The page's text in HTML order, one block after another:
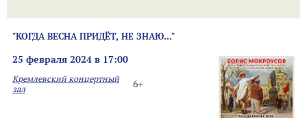
"КОГДА ВЕСНА ПРИДЁТ, НЕ ЗНАЮ..."
25 февраля 2024 в 17:00
6+
Кремлевский концертный
зал